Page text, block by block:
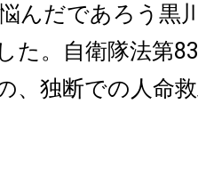
んだであろう黒
た。自衛隊法第
、独断での人命